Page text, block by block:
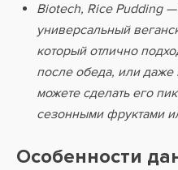
Biotech, Rice Pudding
универсальный
который отлично
после обеда, или
можете сделать его
сезонными фруктами
Особенности